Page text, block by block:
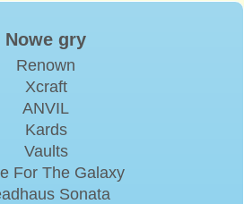
Nowe gry
Renown
Xcraft
ANVIL
Kards
Vaults
For The Galaxy
Sonata